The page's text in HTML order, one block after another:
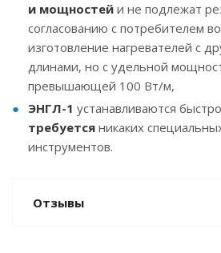
и мощностей и не подлежат
согласованию с потребителем
изготовление нагревателей с
длинами, но с удельной
превышающей 100 Вт/м,
ЭНГЛ-1 устанавливаются
требуется никаких
инструментов.
Отзывы